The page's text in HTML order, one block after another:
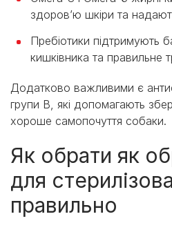
здоров’ю шкіри та
Пребіотики підтримують
кишківника та правильне
Додатково важливими є
групи В, які допомагають
хороше самопочуття собаки.
Як обрати як
для
правильно